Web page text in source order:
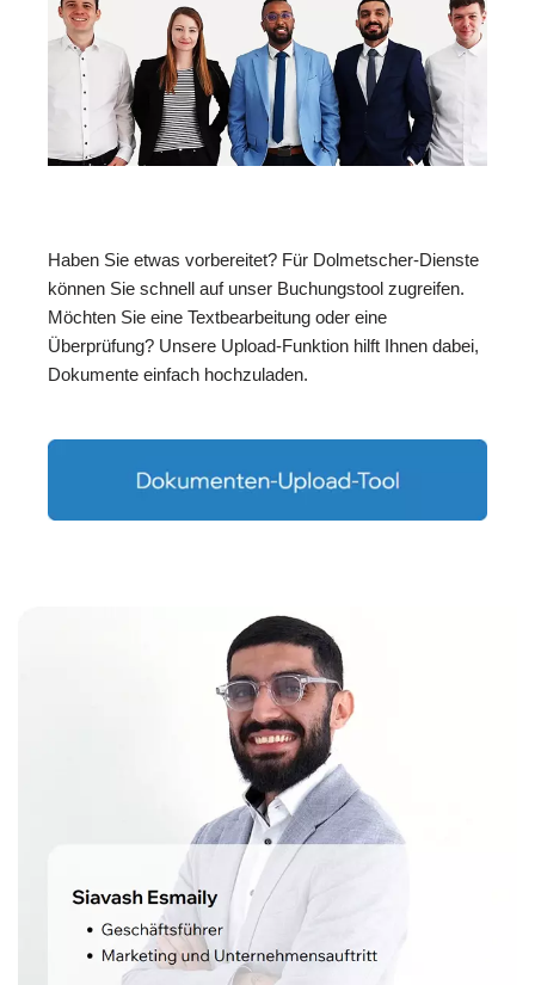
Haben Sie etwas vorbereitet? Für Dolmetscher-Dienste
können Sie schnell auf unser Buchungstool zugreifen.
Möchten Sie eine Textbearbeitung oder eine
Überprüfung? Unsere Upload-Funktion hilft Ihnen dabei,
Dokumente einfach hochzuladen.